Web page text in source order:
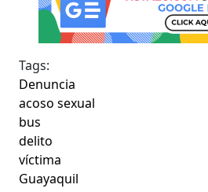
Tags:
Denuncia
acoso sexual
bus
delito
víctima
Guayaquil